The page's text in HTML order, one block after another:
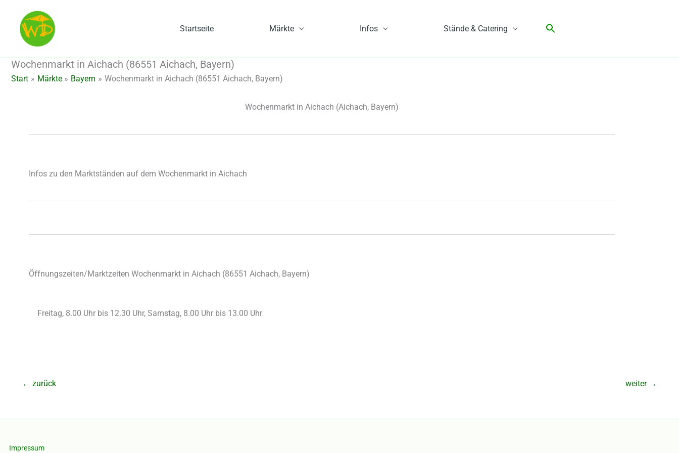
springen
Startseite Märkte Infos Stände & Catering
Wochenmarkt in Aichach (86551 Aichach, Bayern)
Start Märkte Bayern Wochenmarkt in Aichach (86551 Aichach, Bayern)
Wochenmarkt in Aichach (Aichach, Bayern)
Infos zu den Marktständen auf dem Wochenmarkt in Aichach
Öffnungszeiten/Marktzeiten Wochenmarkt in Aichach (86551 Aichach, Bayern)
Freitag, 8.00 Uhr bis 12.30 Uhr, Samstag, 8.00 Uhr bis 13.00 Uhr
← zurück weiter →
Impressum